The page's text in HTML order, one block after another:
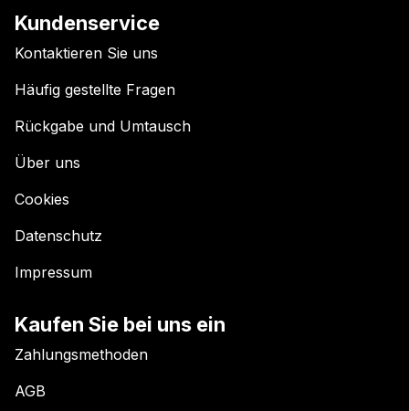
Kundenservice
Kontaktieren Sie uns
Häufig gestellte Fragen
Rückgabe und Umtausch
Über uns
Cookies
Datenschutz
Impressum
Kaufen Sie bei uns ein
Zahlungsmethoden
AGB